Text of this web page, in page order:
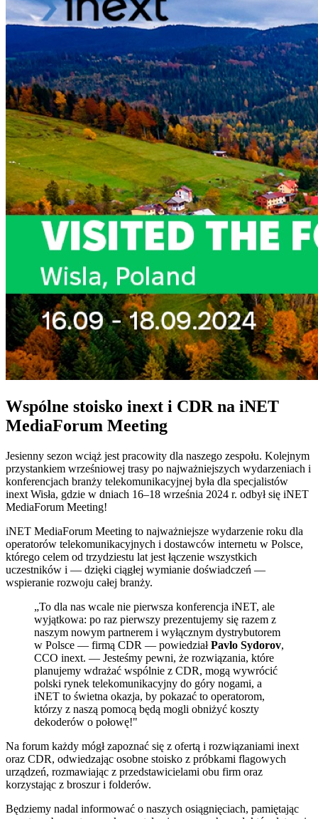
Wspólne stoisko inext i CDR na iNET
MediaForum Meeting
Jesienny sezon wciąż jest pracowity dla naszego zespołu. Kolejnym
przystankiem wrześniowej trasy po najważniejszych wydarzeniach i
konferencjach branży telekomunikacyjnej była dla specjalistów
inext Wisła, gdzie w dniach 16–18 września 2024 r. odbył się iNET
MediaForum Meeting!
iNET MediaForum Meeting to najważniejsze wydarzenie roku dla
operatorów telekomunikacyjnych i dostawców internetu w Polsce,
którego celem od trzydziestu lat jest łączenie wszystkich
uczestników i — dzięki ciągłej wymianie doświadczeń —
wspieranie rozwoju całej branży.
„To dla nas wcale nie pierwsza konferencja iNET, ale
wyjątkowa: po raz pierwszy prezentujemy się razem z
naszym nowym partnerem i wyłącznym dystrybutorem
w Polsce — firmą CDR — powiedziałPavlo Sydorov,
CCO inext. — Jesteśmy pewni, że rozwiązania, które
planujemy wdrażać wspólnie z CDR, mogą wywrócić
polski rynek telekomunikacyjny do góry nogami, a
iNET to świetna okazja, by pokazać to operatorom,
którzy z naszą pomocą będą mogli obniżyć koszty
dekoderów o połowę!"
Na forum każdy mógł zapoznać się z ofertą i rozwiązaniami inext
oraz CDR, odwiedzając osobne stoisko z próbkami flagowych
urządzeń, rozmawiając z przedstawicielami obu firm oraz
korzystając z broszur i folderów.
Będziemy nadal informować o naszych osiągnięciach, pamiętając